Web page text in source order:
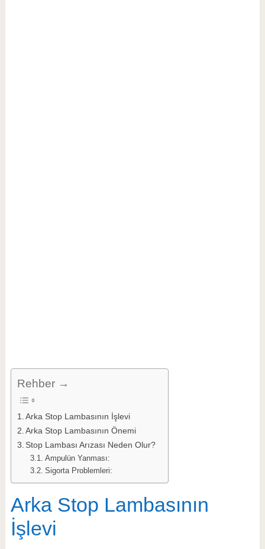
Rehber →
Arka Stop Lambasının İşlevi
Arka Stop Lambasının Önemi
Stop Lambası Arızası Neden Olur?
Ampulün Yanması:
Sigorta Problemleri:
Arka Stop Lambasının
İşlevi